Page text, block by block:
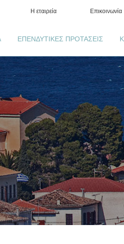
Η εταιρεία Επικοινωνία
ΕΠΕΝΔΥΤΙΚΕΣ ΠΡΟΤΑΣΕΙΣ